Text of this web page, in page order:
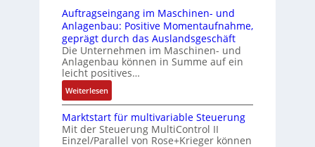
s
i
c
h
f
l
e
x
i
b
e
i
n
e
n
4
G
u
n
d
5
Z
e
r
t
i
i
e
u
c
k
a
u
s
g
l
e
i
Auftragseingang im Maschinen- und
Anlagenbau: Positive Momentaufnahme,
geprägt durch das Auslandsgeschäft
Die Unternehmen im Maschinen- und
Anlagenbau können in Summe auf ein
leicht positives…
Weiterlesen:
A
u
f
t
Marktstart für multivariable Steuerung
Mit der Steuerung MultiControl II
Einzel/Parallel von Rose+Krieger können